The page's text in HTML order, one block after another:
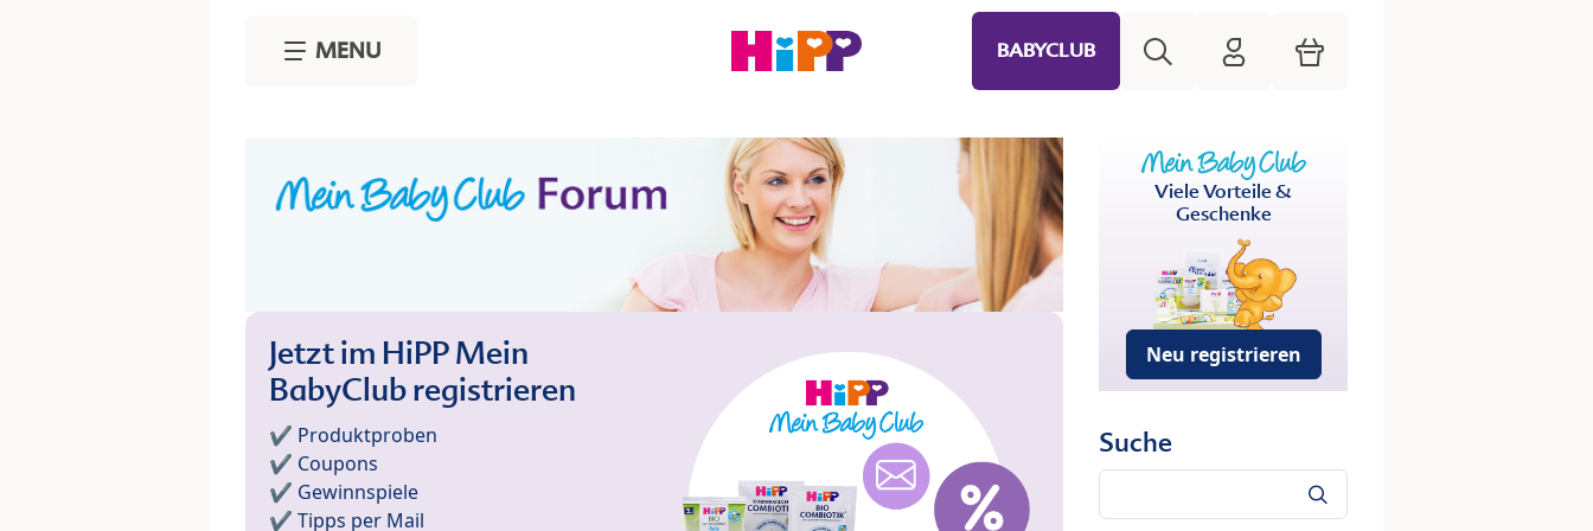
MENU BABYCLUB HiPP Mein Babyclub
Warenkorb
Jetzt im HiPP Mein
BabyClub registrieren
✔️ Produktproben
✔️ Coupons
✔️ Gewinnspiele
✔️ Tipps per Mail
Viele Vorteile &
Geschenke
Neu registrieren
Suche